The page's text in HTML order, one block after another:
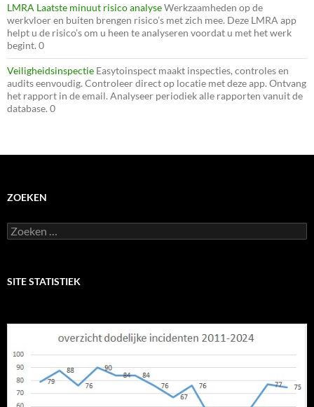
LMRA Laatste minuut risico analyseWerkzaamheden op de
werkvloer en buiten brengen risico’s met zich mee. Deze LMRA app
helpt u de risico’s om u heen te analyseren voordat u met het werk
begint. 0
Veiligheidsinspectie Easytoinspect maakt inspecties, controles en
audits eenvoudig. Controleer direct op locatie met deze app. Ontvang
het rapport in de email. Analyseer periodiek alle rapporten vanuit de
database. 0
ZOEKEN
Zoeken
naar:
SITE STATISTIEK